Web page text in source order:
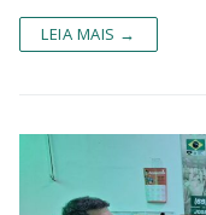
LEIA MAIS →